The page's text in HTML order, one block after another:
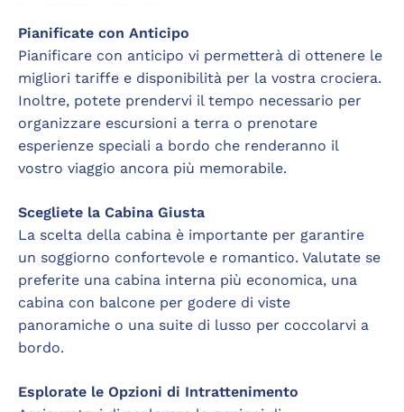
Pianificate con Anticipo
Pianificare con anticipo vi permetterà di ottenere le
migliori tariffe e disponibilità per la vostra crociera.
Inoltre, potete prendervi il tempo necessario per
organizzare escursioni a terra o prenotare
esperienze speciali a bordo che renderanno il
vostro viaggio ancora più memorabile.
Scegliete la Cabina Giusta
La scelta della cabina è importante per garantire
un soggiorno confortevole e romantico. Valutate se
preferite una cabina interna più economica, una
cabina con balcone per godere di viste
panoramiche o una suite di lusso per coccolarvi a
bordo.
Esplorate le Opzioni di Intrattenimento